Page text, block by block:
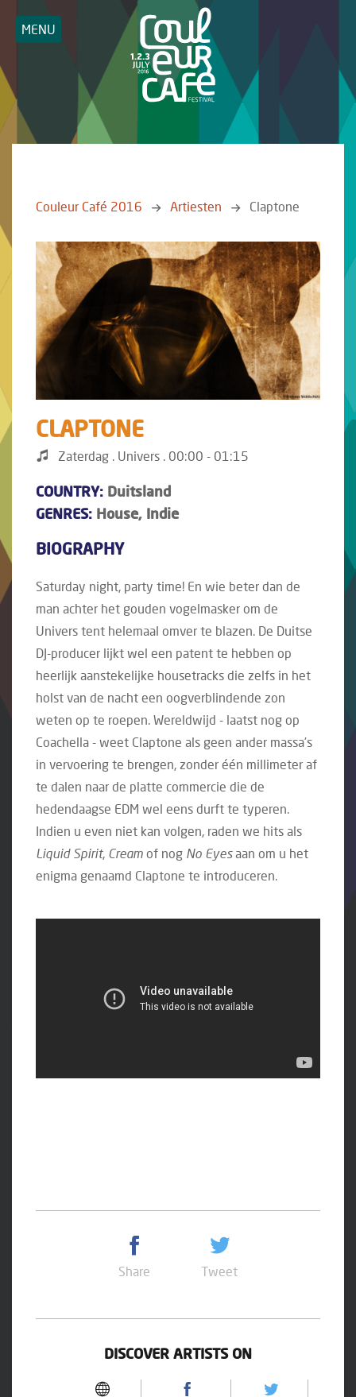
MENU
Couleur Café 2016 Artiesten Claptone
CLAPTONE
Zaterdag . Univers . 00:00 - 01:15
COUNTRY: Duitsland
GENRES: House, Indie
BIOGRAPHY
Saturday night, party time! En wie beter dan de
man achter het gouden vogelmasker om de
Univers tent helemaal omver te blazen. De Duitse
DJ-producer lijkt wel een patent te hebben op
heerlijk aanstekelijke housetracks die zelfs in het
holst van de nacht een oogverblindende zon
weten op te roepen. Wereldwijd - laatst nog op
Coachella - weet Claptone als geen ander massa’s
in vervoering te brengen, zonder één millimeter af
te dalen naar de platte commercie die de
hedendaagse EDM wel eens durft te typeren.
Indien u even niet kan volgen, raden we hits als
Liquid Spirit, Cream of nog No Eyesaan om u het
enigma genaamd Claptone te introduceren.
Share Tweet
DISCOVER ARTISTS ON